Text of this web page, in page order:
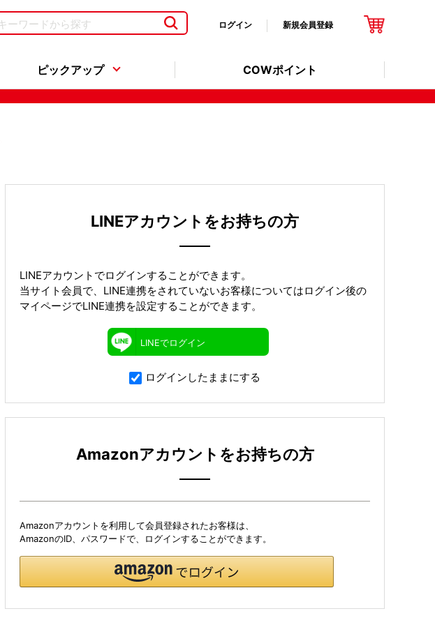
ログイン 新規会員登録
ピックアップ COWポイント
LINEアカウントをお持ちの方
LINEアカウントでログインすることができます。
当サイト会員で、LINE連携をされていないお客様についてはログイン後の
マイページでLINE連携を設定することができます。
LINEでログイン
ログインしたままにする
Amazonアカウントをお持ちの方
Amazonアカウントを利用して会員登録されたお客様は、
AmazonのID、パスワードで、ログインすることができます。